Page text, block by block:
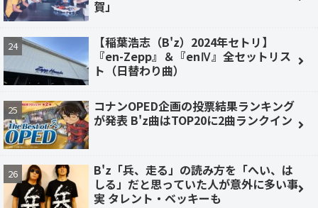
賀」
【稲葉浩志（B'z）2024年セトリ】
『en-Zepp』＆『enⅣ』全セットリス
ト（日替わり曲）
コナンOPED企画の投票結果ランキング
が発表 B'z曲はTOP20に2曲ランクイン
B'z「兵、走る」の読み方を「へい、は
しる」だと思っていた人が意外に多い事
実 タレント・ベッキーも